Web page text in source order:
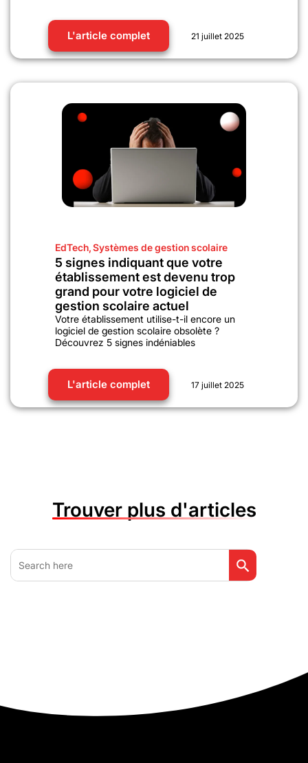
L'article complet 21 juillet 2025
EdTech,Systèmes de gestion scolaire
5 signes indiquant que votre
établissement est devenu trop
grand pour votre logiciel de
gestion scolaire actuel
Votre établissement utilise-t-il encore un
logiciel de gestion scolaire obsolète ?
Découvrez 5 signes indéniables
L'article complet 17 juillet 2025
Trouver plus d'articles
Search
for:
Search Button